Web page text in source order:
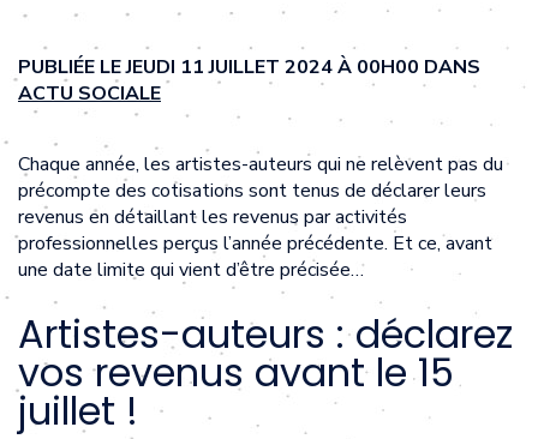
PUBLIÉE LE JEUDI 11 JUILLET 2024 À 00H00 DANS
ACTU SOCIALE
Chaque année, les artistes-auteurs qui ne relèvent pas du
précompte des cotisations sont tenus de déclarer leurs
revenus en détaillant les revenus par activités
professionnelles perçus l’année précédente. Et ce, avant
une date limite qui vient d’être précisée…
Artistes-auteurs : déclarez
vos revenus avant le 15
juillet !